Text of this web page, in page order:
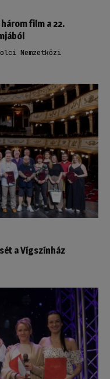
film a 22.
Nemzetközi
a Vígszínház